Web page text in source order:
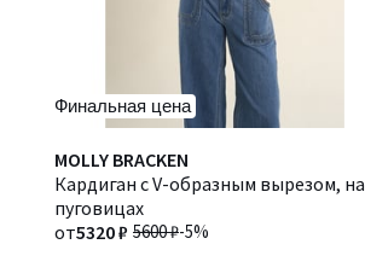
Финальная цена
MOLLY BRACKEN
Кардиган с V-образным вырезом, на
пуговицах
5600 ₽-5%
от5320 ₽
5
/
5